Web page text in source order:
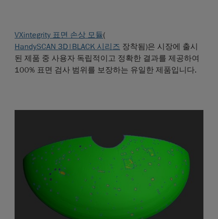
VXintegrity 표면 손상 모듈(
HandySCAN 3D|BLACK 시리즈 장착됨)은 시장에 출시
된 제품 중 사용자 독립적이고 정확한 결과를 제공하여
100% 표면 검사 범위를 보장하는 유일한 제품입니다.